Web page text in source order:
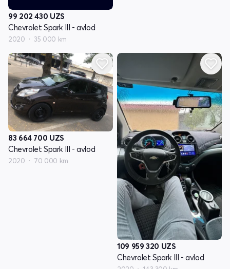
99 202 430 UZS
Chevrolet Spark III - avlod
2020 35 000 km
83 664 700 UZS
Chevrolet Spark III - avlod
2020 70 000 km
109 959 320 UZS
Chevrolet Spark III - avlod